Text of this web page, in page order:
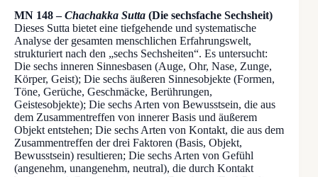
MN 148 –Chachakka Sutta (Die sechsfache Sechsheit)
Dieses Sutta bietet eine tiefgehende und systematische
Analyse der gesamten menschlichen Erfahrungswelt,
strukturiert nach den „sechs Sechsheiten“. Es untersucht:
Die sechs inneren Sinnesbasen (Auge, Ohr, Nase, Zunge,
Körper, Geist); Die sechs äußeren Sinnesobjekte (Formen,
Töne, Gerüche, Geschmäcke, Berührungen,
Geistesobjekte); Die sechs Arten von Bewusstsein, die aus
dem Zusammentreffen von innerer Basis und äußerem
Objekt entstehen; Die sechs Arten von Kontakt, die aus dem
Zusammentreffen der drei Faktoren (Basis, Objekt,
Bewusstsein) resultieren; Die sechs Arten von Gefühl
(angenehm, unangenehm, neutral), die durch Kontakt